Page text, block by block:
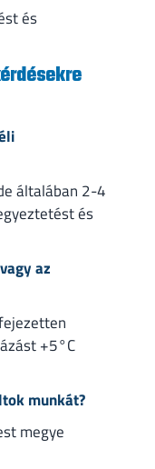
és
általában 2-4
és
az
+5°C
munkát?
megye